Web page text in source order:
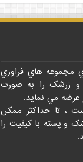
مجموعه هاي فراوري
و زرشک را به صورت
عرضه مي نمايد.
، تا حداکثر ممکن
و پسته با کيفيت را